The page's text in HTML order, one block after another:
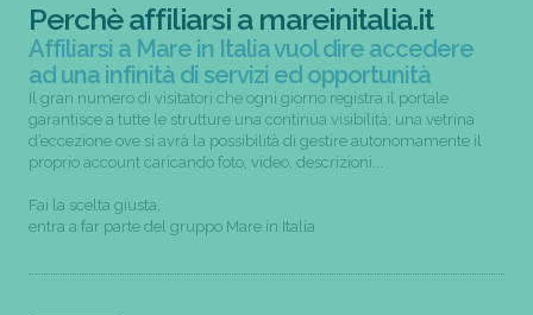
Perchè affiliarsi a mareinitalia.it
Affiliarsi a Mare in Italia vuol dire accedere
ad una infinità di servizi ed opportunità
Il gran numero di visitatori che ogni giorno registra il portale
garantisce a tutte le strutture una continua visibilità; una vetrina
d’eccezione ove si avrà la possibilità di gestire autonomamente il
proprio account caricando foto, video, descrizioni...
Fai la scelta giusta,
entra a far parte del gruppo Mare in Italia